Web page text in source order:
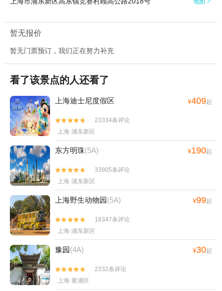
地图
暂无报价
暂无门票预订，我们正在努力补充
看了该景点的人还看了
上海迪士尼度假区 ¥409起


23334条评论
上海·浦东新区
东方明珠(5A) ¥190起


33905条评论
上海·浦东新区
上海野生动物园(5A) ¥99起


18347条评论
上海·浦东新区
豫园(4A) ¥30起


2332条评论
上海·黄浦区